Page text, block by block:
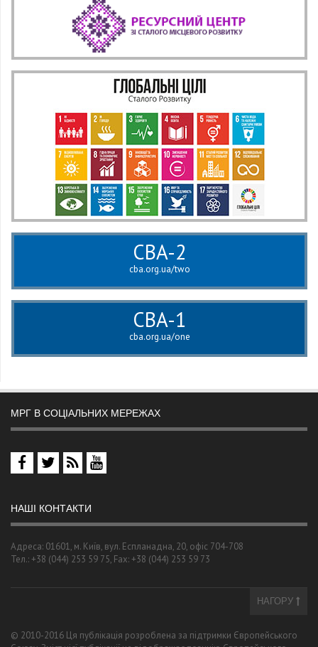
CBA-2
cba.org.ua/two
CBA-1
cba.org.ua/one
МРГ В СОЦІАЛЬНИХ МЕРЕЖАХ
НАШІ КОНТАКТИ
Адреса: 01601, м. Київ, вул. Еспланадна, 20, офіс 704-708
Тел.: +38 (044) 253 59 75, Fax: +38 (044) 253 59 73
НАГОРУ
© 2010-2016 Ця публікація розроблена за підтримки Європейського